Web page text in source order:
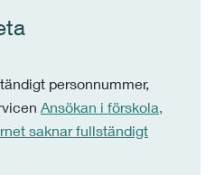
personnummer,
Ansökan i förskola,
saknar fullständigt